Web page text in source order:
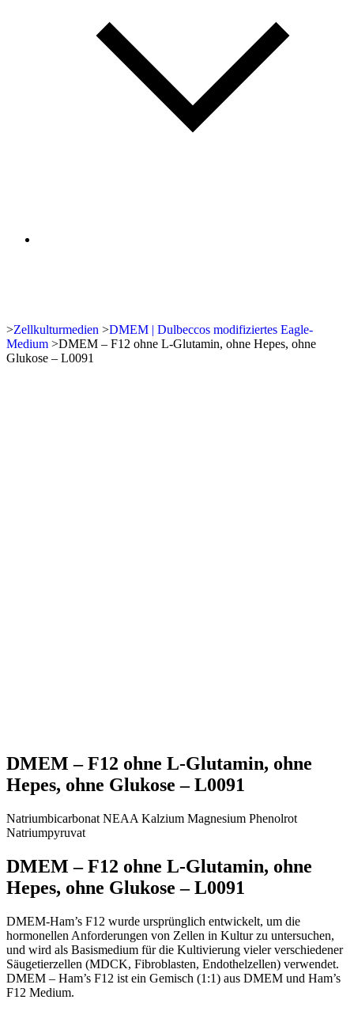
>Zellkulturmedien >DMEM | Dulbeccos modifiziertes Eagle-
Medium >DMEM – F12 ohne L-Glutamin, ohne Hepes, ohne
Glukose – L0091
DMEM – F12 ohne L-Glutamin, ohne
Hepes, ohne Glukose – L0091
Natriumbicarbonat NEAA Kalzium Magnesium Phenolrot
Natriumpyruvat
DMEM – F12 ohne L-Glutamin, ohne
Hepes, ohne Glukose – L0091
DMEM-Ham’s F12 wurde ursprünglich entwickelt, um die
hormonellen Anforderungen von Zellen in Kultur zu untersuchen,
und wird als Basismedium für die Kultivierung vieler verschiedener
Säugetierzellen (MDCK, Fibroblasten, Endothelzellen) verwendet.
DMEM – Ham’s F12 ist ein Gemisch (1:1) aus DMEM und Ham’s
F12 Medium.